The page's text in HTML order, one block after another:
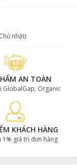
nhật)
AN TOÀN
GlobalGap, Organic
KHÁCH HÀNG
1% giá trị đơn hàng